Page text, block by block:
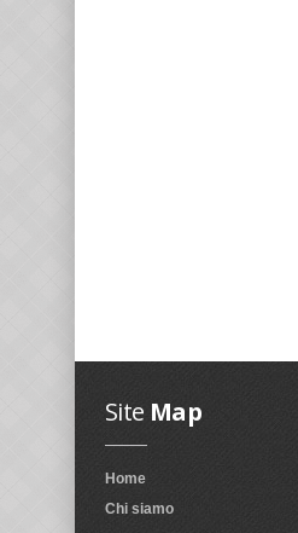
Site Map
Home
Chi siamo